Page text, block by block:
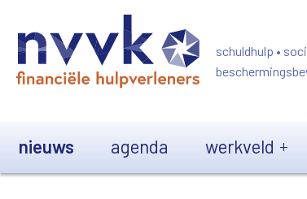
schuldhulp •
nieuws agenda werkveld